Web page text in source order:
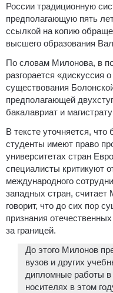
России традиционную
предполагающую пять
ссылкой на копию
высшего образования
По словам Милонова, в
разгорается «дискуссия
существования
предполагающей
бакалавриат и
В тексте уточняется, что
студенты имеют право
университетах стран
специалисты критикуют
международного
западных стран,
говорит, что до сих пор
признания
за границей.
До этого Милонов
вузов и других
дипломные работы
носителях в этом